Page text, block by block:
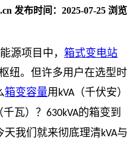
发布时间：2025-07-25 浏览
源项目中， 箱式变电站
纽。但许多用户在选型时
箱变容量用 kVA（千伏安）
千瓦）？ 630kVA的箱变到
天我们就来彻底理清kVA与